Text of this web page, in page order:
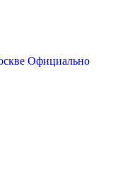
Официально